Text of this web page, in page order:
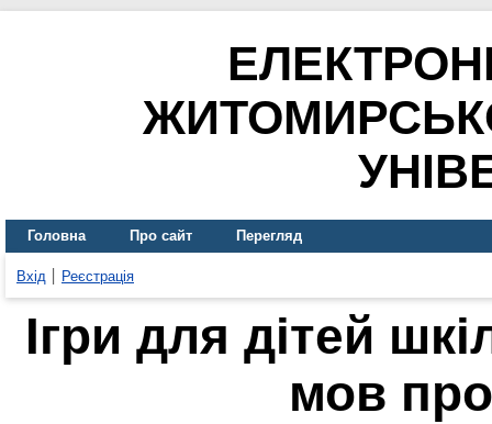
Головна Про сайт Перегляд
Вхід Реєстрація
Ігри для дітей
мов